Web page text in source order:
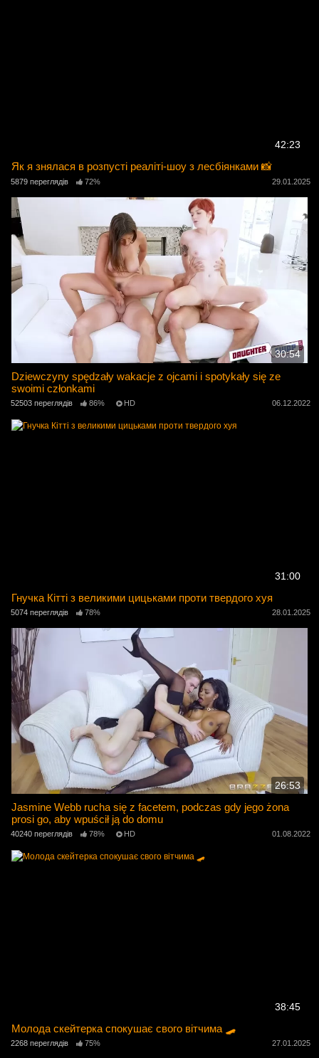
42:23
Як я знялася в розпусті реаліті-шоу з лесбіянками 📸
5879 переглядів 72% 29.01.2025
30:54
Dziewczyny spędzały wakacje z ojcami i spotykały się ze
swoimi członkami
52503 переглядів 86% HD 06.12.2022
31:00
Гнучка Кітті з великими цицьками проти твердого хуя
5074 переглядів 78% 28.01.2025
26:53
Jasmine Webb rucha się z facetem, podczas gdy jego żona
prosi go, aby wpuścił ją do domu
40240 переглядів 78% HD 01.08.2022
38:45
Молода скейтерка спокушає свого вітчима 🛹
2268 переглядів 75% 27.01.2025